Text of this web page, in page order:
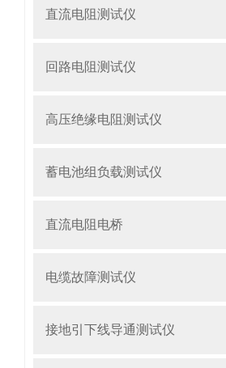
直流电阻测试仪
回路电阻测试仪
高压绝缘电阻测试仪
蓄电池组负载测试仪
直流电阻电桥
电缆故障测试仪
接地引下线导通测试仪